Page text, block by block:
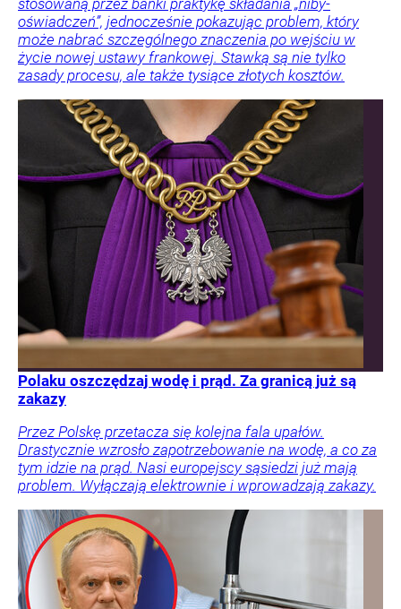
stosowaną przez banki praktykę składania „niby-
oświadczeń”, jednocześnie pokazując problem, który
może nabrać szczególnego znaczenia po wejściu w
życie nowej ustawy frankowej. Stawką są nie tylko
zasady procesu, ale także tysiące złotych kosztów.
Polaku oszczędzaj wodę i prąd. Za granicą już są
zakazy
Przez Polskę przetacza się kolejna fala upałów.
Drastycznie wzrosło zapotrzebowanie na wodę, a co za
tym idzie na prąd. Nasi europejscy sąsiedzi już mają
problem. Wyłączają elektrownie i wprowadzają zakazy.